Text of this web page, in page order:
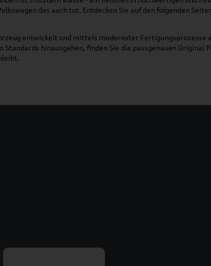
das auch tut. Entdecken Sie auf den folgenden
entwickelt und mittels modernster
hinausgehen, finden Sie die passgenauen Original